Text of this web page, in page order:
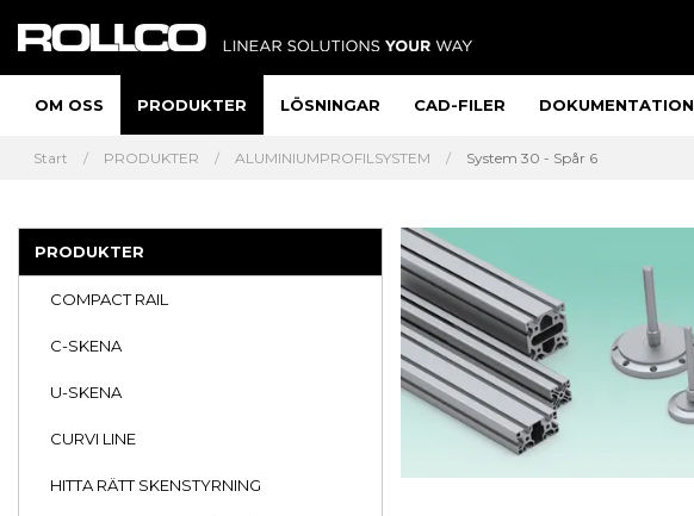
OM OSS PRODUKTER LÖSNINGAR CAD-FILER DOKUMENTATION
Start PRODUKTER ALUMINIUMPROFILSYSTEM System 30 - Spår 6
PRODUKTER
COMPACT RAIL
C-SKENA
U-SKENA
CURVI LINE
HITTA RÄTT SKENSTYRNING